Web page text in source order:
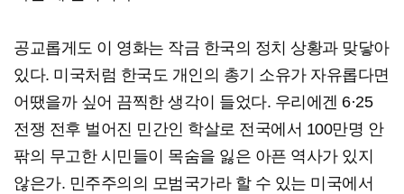
공교롭게도 이 영화는 작금 한국의 정치 상황과 맞닿아
있다. 미국처럼 한국도 개인의 총기 소유가 자유롭다면
어땠을까 싶어 끔찍한 생각이 들었다. 우리에겐 6·25
전쟁 전후 벌어진 민간인 학살로 전국에서 100만명 안
팎의 무고한 시민들이 목숨을 잃은 아픈 역사가 있지
않은가. 민주주의의 모범국가라 할 수 있는 미국에서